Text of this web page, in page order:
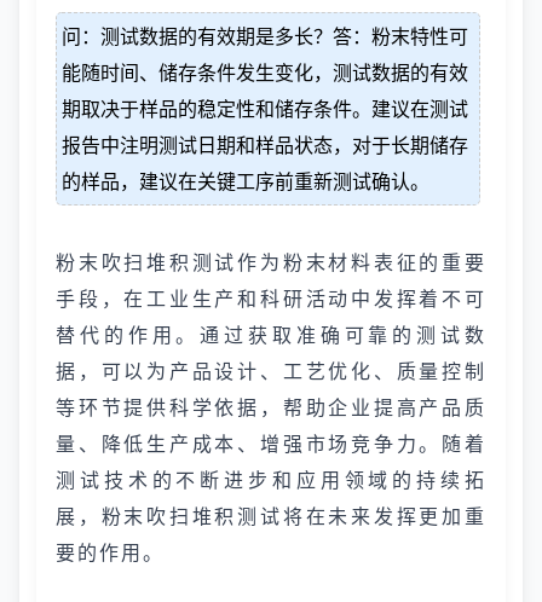
问：测试数据的有效期是多长？答：粉末特性可
能随时间、储存条件发生变化，测试数据的有效
期取决于样品的稳定性和储存条件。建议在测试
报告中注明测试日期和样品状态，对于长期储存
的样品，建议在关键工序前重新测试确认。
粉末吹扫堆积测试作为粉末材料表征的重要
手段，在工业生产和科研活动中发挥着不可
替代的作用。通过获取准确可靠的测试数
据，可以为产品设计、工艺优化、质量控制
等环节提供科学依据，帮助企业提高产品质
量、降低生产成本、增强市场竞争力。随着
测试技术的不断进步和应用领域的持续拓
展，粉末吹扫堆积测试将在未来发挥更加重
要的作用。